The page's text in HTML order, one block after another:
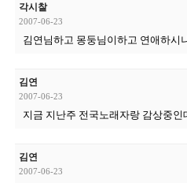
각시찰
2007-06-23
김연님하고 몽둥님이하고 연애하시
김연
2007-06-23
지금 지난주 전국노래자랑 감상중
김연
2007-06-23